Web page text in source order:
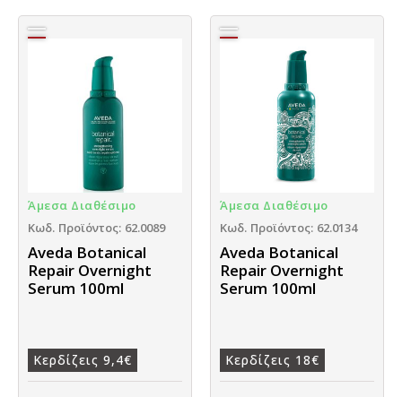
Άμεσα Διαθέσιμο
Κωδ. Προϊόντος: 62.0089
Aveda Botanical
Repair Overnight
Serum 100ml
Κερδίζεις 9,4€
Άμεσα Διαθέσιμο
Κωδ. Προϊόντος: 62.0134
Aveda Botanical
Repair Overnight
Serum 100ml
Κερδίζεις 18€